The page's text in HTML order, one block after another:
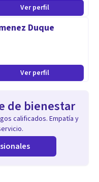
Ver perfil
Duque
Ver perfil
de bienestar
calificados. Empatía y